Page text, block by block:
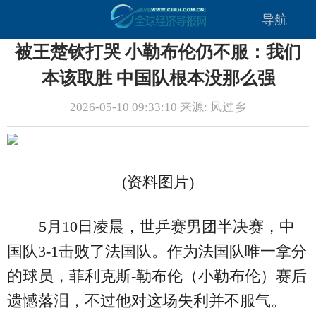
导航
被王楚钦打哭 小勒布伦仍不服：我们
本该取胜 中国队根本没那么强
2026-05-10 09:33:10 来源: 风过乡
(资料图片)
5月10日凌晨，世乒赛男团半决赛，中
国队3-1击败了法国队。作为法国队唯一拿分
的球员，菲利克斯-勒布伦（小勒布伦）赛后
遗憾落泪，不过他对这场失利并不服气。